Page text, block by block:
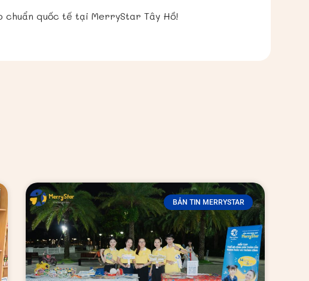
quốc tế tại MerryStar Tây Hồ!
BẢN TIN MERRYSTAR